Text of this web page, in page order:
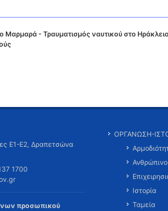
Μαρμαρά - Τραυματισμός ναυτικού στο
Ε1-Ε2, Δραπετσώνα
1700
προσωπικού
ΟΡΓΑΝΩΣΗ-
Ιστορία
Ταμεία